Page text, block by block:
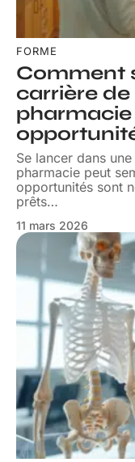
FORME
Comment
carrière
pharmacie
Se lancer dans
pharmacie peut
opportunités sont
prêts…
11 mars 2026